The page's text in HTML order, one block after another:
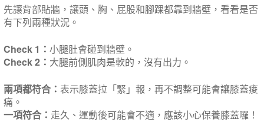
先讓背部貼牆，讓頭、胸、屁股和腳踝都靠到牆壁，看看是否
有下列兩種狀況。
Check 1： 小腿肚會碰到牆壁。
Check 2： 大腿前側肌肉是軟的，沒有出力。
兩項都符合： 表示膝蓋拉「緊」報，再不調整可能會讓膝蓋痠
痛。
一項符合： 走久、運動後可能會不適，應該小心保養膝蓋囉！